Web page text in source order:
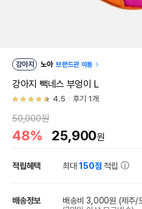
강아지 노아 브랜드관 이동
강아지 빽네스 부엉이 L
4.5 후기 1개
50,000원
48% 25,900원
적립혜택 최대150점 적립
배송정보 배송비 3,000원 (제주/